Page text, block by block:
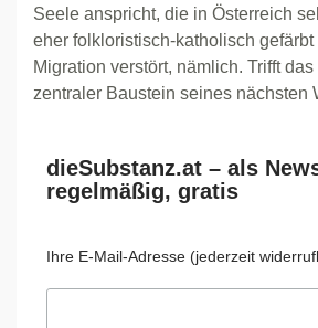
Seele anspricht, die in Österreich
eher folkloristisch-katholisch gefärbt
Migration verstört, nämlich. Trifft
zentraler Baustein seines nächsten
dieSubstanz.at – als
regelmäßig, gratis
Ihre E-Mail-Adresse (jederzeit